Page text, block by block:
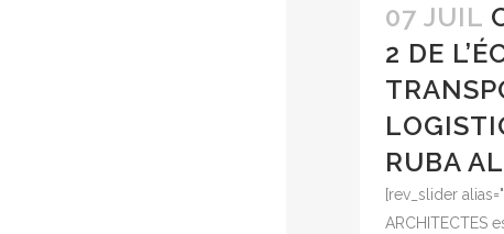
07 JUIL
2 DE
RUBA
[rev_slider
ARCHITECTES